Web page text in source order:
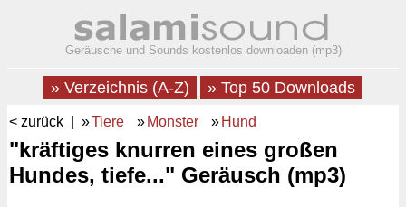
Geräusche und Sounds kostenlos downloaden (mp3)
» Verzeichnis (A-Z) » Top 50 Downloads
< zurück | »Tiere » Monster » Hund
"kräftiges knurren eines großen
Hundes, tiefe..." Geräusch (mp3)